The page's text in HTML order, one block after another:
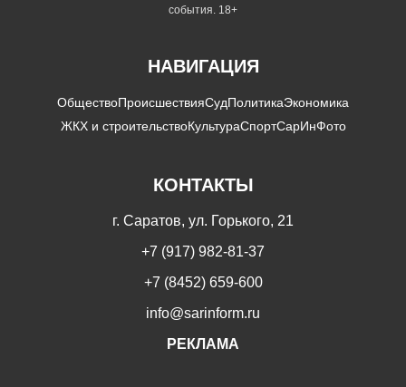
события. 18+
НАВИГАЦИЯ
ОбществоПроисшествияСудПолитикаЭкономика
ЖКХ и строительствоКультураСпортСарИнФото
КОНТАКТЫ
г. Саратов, ул. Горького, 21
+7 (917) 982-81-37
+7 (8452) 659-600
info@sarinform.ru
РЕКЛАМА